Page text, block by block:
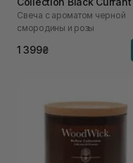
Rose 184 г
Свеча с ароматом черной
смородины и розы
1 399₴